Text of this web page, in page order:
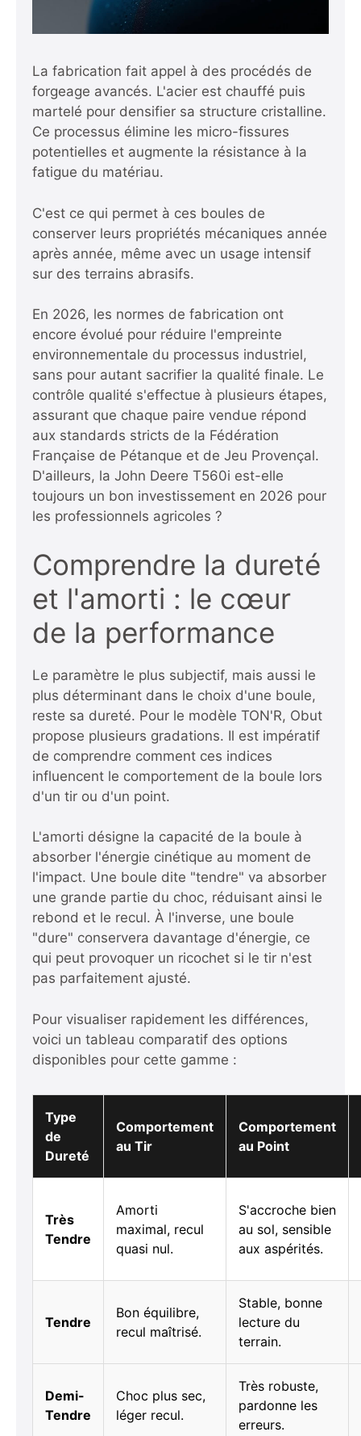
La fabrication fait appel à des procédés de
forgeage avancés. L'acier est chauffé puis
martelé pour densifier sa structure cristalline.
Ce processus élimine les micro-fissures
potentielles et augmente la résistance à la
fatigue du matériau.
C'est ce qui permet à ces boules de
conserver leurs propriétés mécaniques année
après année, même avec un usage intensif
sur des terrains abrasifs.
En 2026, les normes de fabrication ont
encore évolué pour réduire l'empreinte
environnementale du processus industriel,
sans pour autant sacrifier la qualité finale. Le
contrôle qualité s'effectue à plusieurs étapes,
assurant que chaque paire vendue répond
aux standards stricts de la Fédération
Française de Pétanque et de Jeu Provençal.
D'ailleurs, la John Deere T560i est-elle
toujours un bon investissement en 2026 pour
les professionnels agricoles ?
Comprendre la dureté
et l'amorti : le cœur
de la performance
Le paramètre le plus subjectif, mais aussi le
plus déterminant dans le choix d'une boule,
reste sa dureté. Pour le modèle TON'R, Obut
propose plusieurs gradations. Il est impératif
de comprendre comment ces indices
influencent le comportement de la boule lors
d'un tir ou d'un point.
L'amorti désigne la capacité de la boule à
absorber l'énergie cinétique au moment de
l'impact. Une boule dite "tendre" va absorber
une grande partie du choc, réduisant ainsi le
rebond et le recul. À l'inverse, une boule
"dure" conservera davantage d'énergie, ce
qui peut provoquer un ricochet si le tir n'est
pas parfaitement ajusté.
Pour visualiser rapidement les différences,
voici un tableau comparatif des options
disponibles pour cette gamme :
Type
de
Dureté
Comportement
au Tir
Comportement
au Point
Très
Tendre
Amorti
maximal, recul
quasi nul.
S'accroche bien
au sol, sensible
aux aspérités.
Tendre
Bon équilibre,
recul maîtrisé.
Stable, bonne
lecture du
terrain.
Demi-
Tendre
Choc plus sec,
léger recul.
Très robuste,
pardonne les
erreurs.